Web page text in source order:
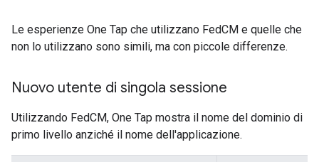
Le esperienze One Tap che utilizzano FedCM e quelle che
non lo utilizzano sono simili, ma con piccole differenze.
Nuovo utente di singola sessione
Utilizzando FedCM, One Tap mostra il nome del dominio di
primo livello anziché il nome dell'applicazione.